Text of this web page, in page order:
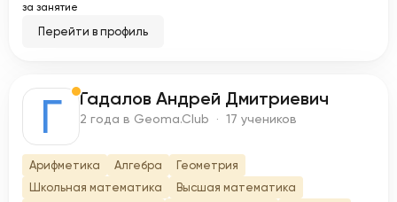
за занятие
Перейти в профиль
Г Гадалов Андрей Дмитриевич
2 года в Geoma.Club · 17 учеников
Арифметика Алгебра
Геометрия
Школьная математика
Высшая математика